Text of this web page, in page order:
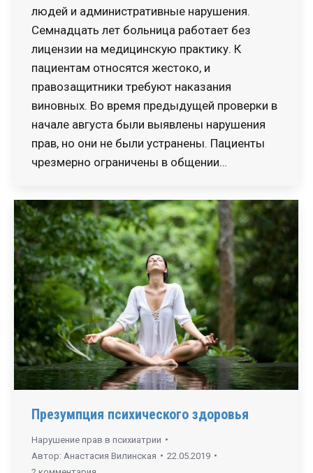
людей и административные нарушения.
Семнадцать лет больница работает без
лицензии на медицинскую практику. К
пациентам относятся жестоко, и
правозащитники требуют наказания
виновных. Во время предыдущей проверки в
начале августа были выявлены нарушения
прав, но они не были устранены. Пациенты
чрезмерно ограничены в общении…
Презумпция психического здоровья
Нарушение прав в психиатрии
Автор: Анастасия Вилинская
22.05.2019